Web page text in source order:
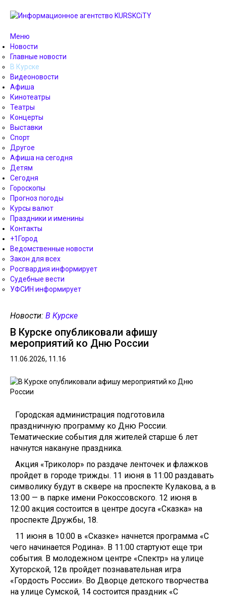
Меню
Новости
Главные новости
В Курске
Видеоновости
Афиша
Кинотеатры
Театры
Концерты
Выставки
Спорт
Другое
Афиша на сегодня
Детям
Сегодня
Гороскопы
Прогноз погоды
Курсы валют
Праздники и именины
Контакты
+1Город
Ведомственные новости
Закон для всех
Росгвардия информирует
Судебные вести
УФСИН информирует
Новости: В Курске
В Курске опубликовали афишу
мероприятий ко Дню России
11.06.2026, 11.16
Городская администрация подготовила
праздничную программу ко Дню России.
Тематические события для жителей старше 6 лет
начнутся накануне праздника.
Акция «Триколор» по раздаче ленточек и флажков
пройдет в городе трижды. 11 июня в 11:00 раздавать
символику будут в сквере на проспекте Кулакова, а в
13:00 — в парке имени Рокоссовского. 12 июня в
12:00 акция состоится в центре досуга «Сказка» на
проспекте Дружбы, 18.
11 июня в 10:00 в «Сказке» начнется программа «С
чего начинается Родина». В 11:00 стартуют еще три
события. В молодежном центре «Спектр» на улице
Хуторской, 12в пройдет познавательная игра
«Гордость России». Во Дворце детского творчества
на улице Сумской, 14 состоится праздник «С